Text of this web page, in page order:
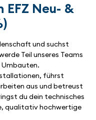
Neu- &
und suchst
Teil unseres Teams
Umbauten.
führst
aus und betreust
du dein technisches
qualitativ hochwertige